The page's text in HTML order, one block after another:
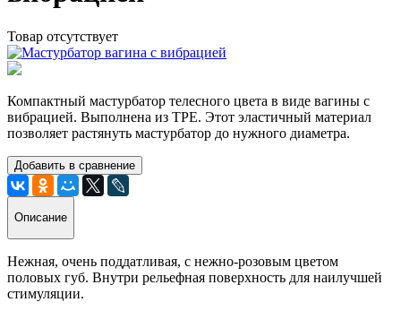
Товар отсутствует
Компактный мастурбатор телесного цвета в виде вагины с
вибрацией. Выполнена из ТРЕ. Этот эластичный материал
позволяет растянуть мастурбатор до нужного диаметра.
Добавить в сравнение
Описание
Нежная, очень поддатливая, с нежно-розовым цветом
половых губ. Внутри рельефная поверхность для наилучшей
стимуляции.